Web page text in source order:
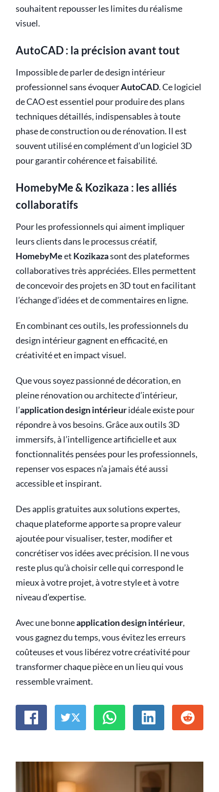
souhaitent repousser les limites du réalisme
visuel.
AutoCAD : la précision avant tout
Impossible de parler de design intérieur
professionnel sans évoquerAutoCAD. Ce logiciel
de CAO est essentiel pour produire des plans
techniques détaillés, indispensables à toute
phase de construction ou de rénovation. Il est
souvent utilisé en complément d’un logiciel 3D
pour garantir cohérence et faisabilité.
HomebyMe & Kozikaza : les alliés
collaboratifs
Pour les professionnels qui aiment impliquer
leurs clients dans le processus créatif,
HomebyMeet Kozikazasont des plateformes
collaboratives très appréciées. Elles permettent
de concevoir des projets en 3D tout en facilitant
l’échange d’idées et de commentaires en ligne.
En combinant ces outils, les professionnels du
design intérieur gagnent en efficacité, en
créativité et en impact visuel.
Que vous soyez passionné de décoration, en
pleine rénovation ou architecte d’intérieur,
l’application design intérieuridéale existe pour
répondre à vos besoins. Grâce aux outils 3D
immersifs, à l’intelligence artificielle et aux
fonctionnalités pensées pour les professionnels,
repenser vos espaces n’a jamais été aussi
accessible et inspirant.
Des applis gratuites aux solutions expertes,
chaque plateforme apporte sa propre valeur
ajoutée pour visualiser, tester, modifier et
concrétiser vos idées avec précision. Il ne vous
reste plus qu’à choisir celle qui correspond le
mieux à votre projet, à votre style et à votre
niveau d’expertise.
Avec une bonneapplication design intérieur,
vous gagnez du temps, vous évitez les erreurs
coûteuses et vous libérez votre créativité pour
transformer chaque pièce en un lieu qui vous
ressemble vraiment.